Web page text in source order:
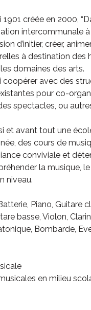
créée en 2000,
intercommunale
d’initier, créer,
à destination des
domaines des arts.
coopérer avec des
pour co-
spectacles, ou
et avant tout une
des cours de
conviviale et
la musique,
niveau.
Piano, Guitare
basse, Violon,
Bombarde,
en milieu